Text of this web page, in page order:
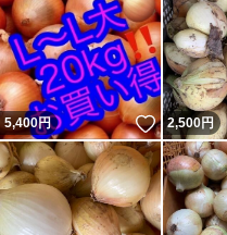
5,400円 いいね！
2,500円